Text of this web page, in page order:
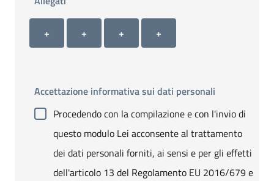
Allegato 1
+
Allegato 2
+
Allegato 3
+
Allegato 4
+
Accettazione informativa sui dati personali
Procedendo con la compilazione e con l'invio di
questo modulo Lei acconsente al trattamento
dei dati personali forniti, ai sensi e per gli effetti
dell'articolo 13 del Regolamento EU 2016/679 e